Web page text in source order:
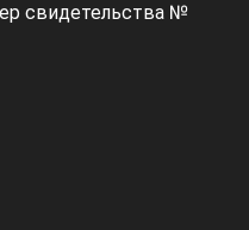
свидетельства №